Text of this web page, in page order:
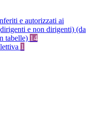
e autorizzati ai
e non dirigenti) (da
tabelle) 14
1